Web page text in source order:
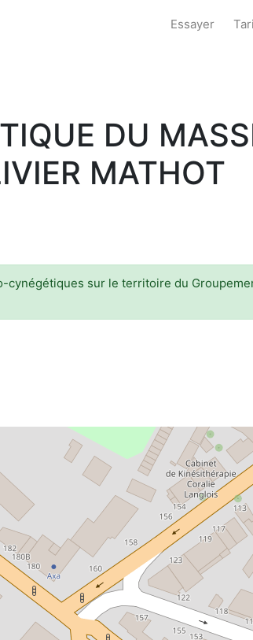
Essayer
DU
MATHOT
sur le territoire du